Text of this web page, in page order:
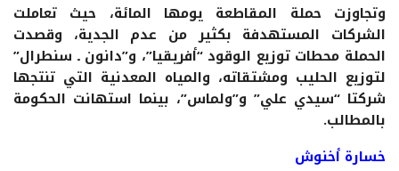
وتجاوزت حملة المقاطعة يومها المائة، حيث تعاملت
الشركات المستهدفة بكثير من عدم الجدية، وقصدت
الحملة محطات توزيع الوقود “أفريقيا”، و”دانون ـ سنطرال”
لتوزيع الحليب ومشتقاته، والمياه المعدنية التي تنتجها
شركتا “سيدي علي” و”ولماس”، بينما استهانت الحكومة
بالمطالب.
خسارة أخنوش